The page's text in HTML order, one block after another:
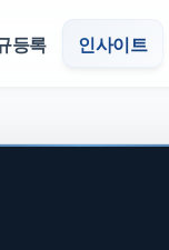
등록 인사이트